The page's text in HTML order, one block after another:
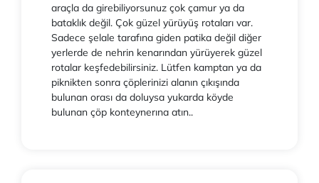
araçla da girebiliyorsunuz çok çamur ya da
bataklık değil. Çok güzel yürüyüş rotaları var.
Sadece şelale tarafına giden patika değil diğer
yerlerde de nehrin kenarından yürüyerek güzel
rotalar keşfedebilirsiniz. Lütfen kamptan ya da
piknikten sonra çöplerinizi alanın çıkışında
bulunan orası da doluysa yukarda köyde
bulunan çöp konteynerına atın..